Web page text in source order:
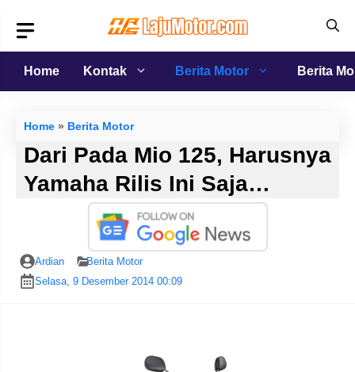
isi
Home
Kontak Berita Motor Berita
Home » Berita Motor
Dari Pada Mio 125, Harusnya
Yamaha Rilis Ini Saja…
Ardian
Berita Motor
Selasa, 9 Desember 2014 00:09